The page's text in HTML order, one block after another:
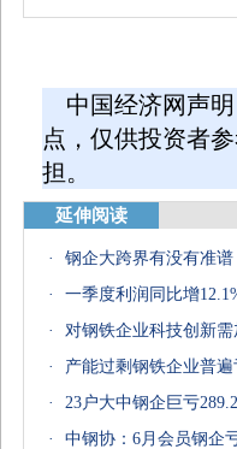
中国经济网声明
点，仅供投资者
担。
延伸阅读
·
钢企大跨界有没有准
·
一季度利润同比增
·
对钢铁企业科技创新
·
产能过剩钢铁企业普
·
23户大中钢企巨亏
·
中钢协：6月会员钢企